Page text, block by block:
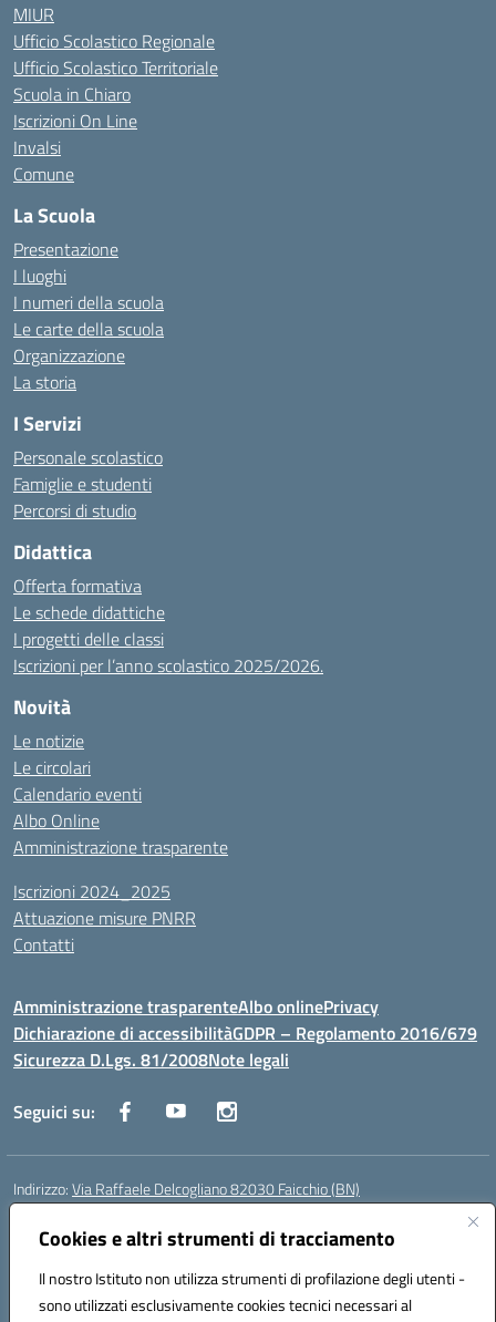
Cookies e altri strumenti di tracciamento
Il nostro Istituto non utilizza strumenti di profilazione degli utenti -
sono utilizzati esclusivamente cookies tecnici necessari al
MIUR
Ufficio Scolastico Regionale
Ufficio Scolastico Territoriale
Scuola in Chiaro
Iscrizioni On Line
Invalsi
Comune
La Scuola
Presentazione
I luoghi
I numeri della scuola
Le carte della scuola
Organizzazione
La storia
I Servizi
Personale scolastico
Famiglie e studenti
Percorsi di studio
Didattica
Offerta formativa
Le schede didattiche
I progetti delle classi
Iscrizioni per l’anno scolastico 2025/2026.
Novità
Le notizie
Le circolari
Calendario eventi
Albo Online
Amministrazione trasparente
Iscrizioni 2024_2025
Attuazione misure PNRR
Contatti
Amministrazione trasparenteAlbo onlinePrivacy
Dichiarazione di accessibilitàGDPR – Regolamento 2016/679
Sicurezza D.Lgs. 81/2008Note legali
Seguici su:
Indirizzo:Via Raffaele Delcogliano 82030 Faicchio (BN)
Centralino:
Posta elettronica certificata (PEC):bnis02300v@pec.istruzione.it
Codice fiscale: 90003320620
Codice meccanografico:BNIS02300V